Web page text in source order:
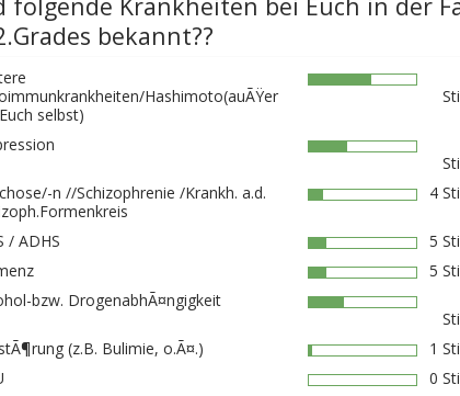
bekannt??
Hashimoto(auÃŸer
selbst)
n //Schizophrenie /Krankh. a.d.
4
/ ADHS 5
5
bzw. DrogenabhÃ¤ngigkeit
(z.B. Bulimie, o.Ã¤.) 1
0